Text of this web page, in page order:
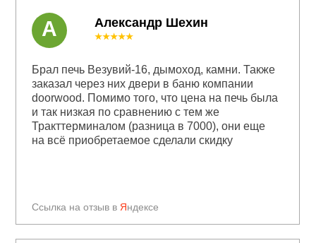
Александр Шехин
Ссылка на отзыв в Яндексе
★★★★★
Брал печь Везувий-16, дымоход, камни. Также
заказал через них двери в баню компании
doorwood. Помимо того, что цена на печь была
и так низкая по сравнению с тем же
Тракттерминалом (разница в 7000), они еще
на всё приобретаемое сделали скидку
А